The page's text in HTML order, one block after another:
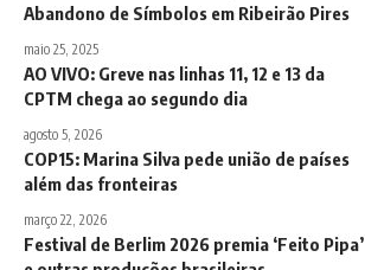
Abandono de Símbolos em Ribeirão Pires
maio 25, 2025
AO VIVO: Greve nas linhas 11, 12 e 13 da
CPTM chega ao segundo dia
agosto 5, 2026
COP15: Marina Silva pede união de países
além das fronteiras
março 22, 2026
Festival de Berlim 2026 premia ‘Feito Pipa’